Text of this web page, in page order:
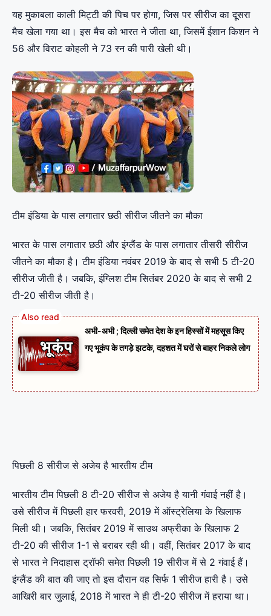
यह मुकाबला काली मिट्टी की पिच पर होगा, जिस पर सीरीज का दूसरा
मैच खेला गया था। इस मैच को भारत ने जीता था, जिसमें ईशान किशन ने
56 और विराट कोहली ने 73 रन की पारी खेली थी।
टीम इंडिया के पास लगातार छठी सीरीज जीतने का मौका
भारत के पास लगातार छठी और इंग्लैंड के पास लगातार तीसरी सीरीज
जीतने का मौका है। टीम इंडिया नवंबर 2019 के बाद से सभी 5 टी-20
सीरीज जीती है। जबकि, इंग्लिश टीम सितंबर 2020 के बाद से सभी 2
टी-20 सीरीज जीती है।
अभी-अभी ; दिल्ली समेत देश के इन हिस्सों में महसूस किए
गए भूकंप के तगड़े झटके, दहशत में घरों से बाहर निकले लोग
पिछली 8 सीरीज से अजेय है भारतीय टीम
भारतीय टीम पिछली 8 टी-20 सीरीज से अजेय है यानी गंवाई नहीं है।
उसे सीरीज में पिछली हार फरवरी, 2019 में ऑस्ट्रेलिया के खिलाफ
मिली थी। जबकि, सितंबर 2019 में साउथ अफ्रीका के खिलाफ 2
टी-20 की सीरीज 1-1 से बराबर रही थी। वहीं, सितंबर 2017 के बाद
से भारत ने निदाहास ट्रॉफी समेत पिछली 19 सीरीज में से 2 गंवाई हैं।
इंग्लैंड की बात की जाए तो इस दौरान वह सिर्फ 1 सीरीज हारी है। उसे
आखिरी बार जुलाई, 2018 में भारत ने ही टी-20 सीरीज में हराया था।